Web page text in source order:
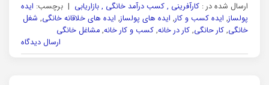
ارسال شده در : کارآفرینی , کسب درآمد خانگی , بازاریابی | برچسب: ایده
پولساز, ایده کسب و کار, ایده های پولساز, ایده های خلاقانه خانگی, شغل
خانگی, کار حانگی, کار در خانه, کسب و کار خانه, مشاغل خانگی
ارسال دیدگاه